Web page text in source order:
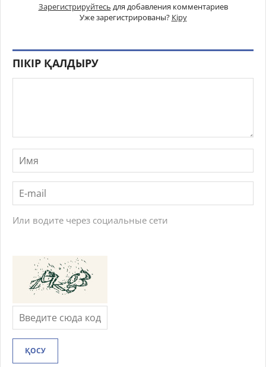
Зарегистрируйтесь для добавления комментариев
Уже зарегистрированы? Кіру
ПІКІР ҚАЛДЫРУ
Или водите через социальные сети
ҚОСУ